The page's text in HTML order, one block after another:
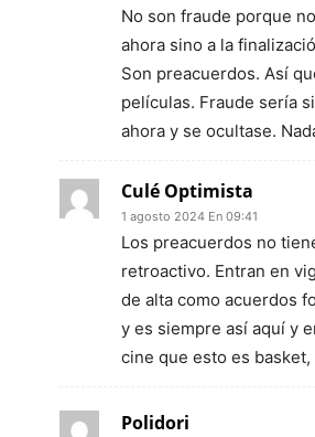
No son fraude porque
ahora sino a la
Son preacuerdos. Así
películas. Fraude sería
ahora y se ocultase.
Culé Optimista
1 agosto 2024 En 09:41
Los preacuerdos no
retroactivo. Entran en
de alta como acuerdos
y es siempre así aquí y
cine que esto es
Polidori